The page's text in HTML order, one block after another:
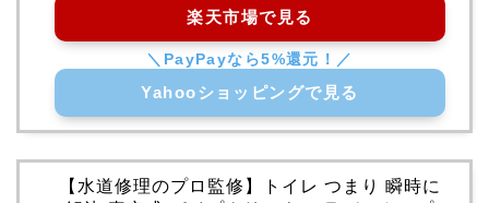
楽天市場で見る
Yahooショッピングで見る
【水道修理のプロ監修】トイレ つまり 瞬時に